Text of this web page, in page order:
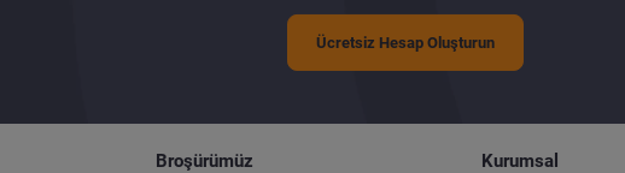
Ücretsiz Hesap Oluşturun
Broşürümüz
Kurumsal